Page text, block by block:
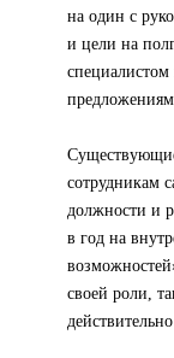
на один с
и цели на
специалистом
сотрудникам
должности и
в год на
своей роли,